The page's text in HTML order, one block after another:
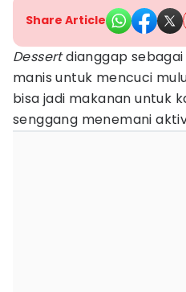
Share Article
Dessertdianggap
manis untuk mencuci
bisa jadi makanan untuk
senggang menemani